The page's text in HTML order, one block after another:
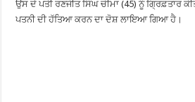
ਉਸ ਦੇ ਪਤੀ ਰਣਜੀਤ ਸਿੰਘ ਚੀਮਾ (45) ਨੂੰ ਗ੍ਰਿਫ਼ਤਾਰ
ਪਤਨੀ ਦੀ ਹੱਤਿਆ ਕਰਨ ਦਾ ਦੋਸ਼ ਲਾਇਆ ਗਿਆ ਹੈ।